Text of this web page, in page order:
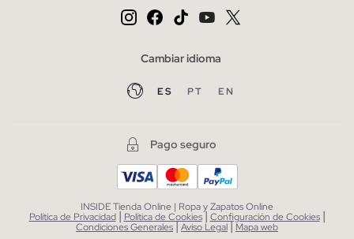
Cambiar idioma
ES PT EN
Pago seguro
INSIDE Tienda Online | Ropa y Zapatos Online
Política de Privacidad | Política de Cookies| Configuración de Cookies |
Condiciones Generales|Aviso Legal| Mapa web